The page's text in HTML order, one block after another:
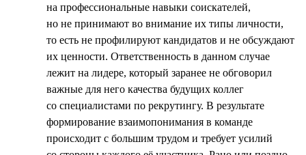
на профессиональные навыки соискателей,
но не принимают во внимание их типы личности,
то есть не профилируют кандидатов и не обсуждают
их ценности. Ответственность в данном случае
лежит на лидере, который заранее не обговорил
важные для него качества будущих коллег
со специалистами по рекрутингу. В результате
формирование взаимопонимания в команде
происходит с большим трудом и требует усилий